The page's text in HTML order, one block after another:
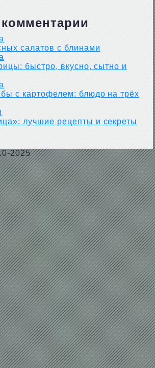
салатов с блинами
быстро, вкусно, сытно и
с картофелем: блюдо на трёх
лучшие рецепты и секреты
2025